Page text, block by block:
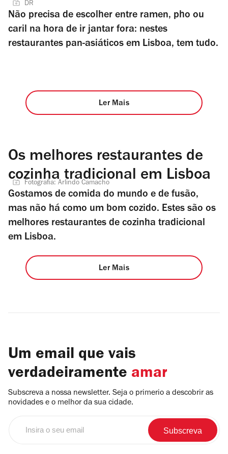
DR
Não precisa de escolher entre ramen, pho ou
caril na hora de ir jantar fora: nestes
restaurantes pan-asiáticos em Lisboa, tem tudo.
Ler Mais
Os melhores restaurantes de
cozinha tradicional em Lisboa
Fotografia: Arlindo Camacho
Gostamos de comida do mundo e de fusão,
mas não há como um bom cozido. Estes são os
melhores restaurantes de cozinha tradicional
em Lisboa.
Ler Mais
Um email que vais
verdadeiramente amar
Subscreva a nossa newsletter. Seja o primerio a descobrir as
novidades e o melhor da sua cidade.